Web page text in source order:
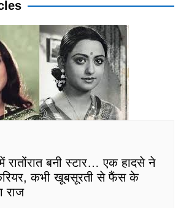
बनी स्टार… एक हादसे ने
कभी खूबसूरती से फैंस के
राज